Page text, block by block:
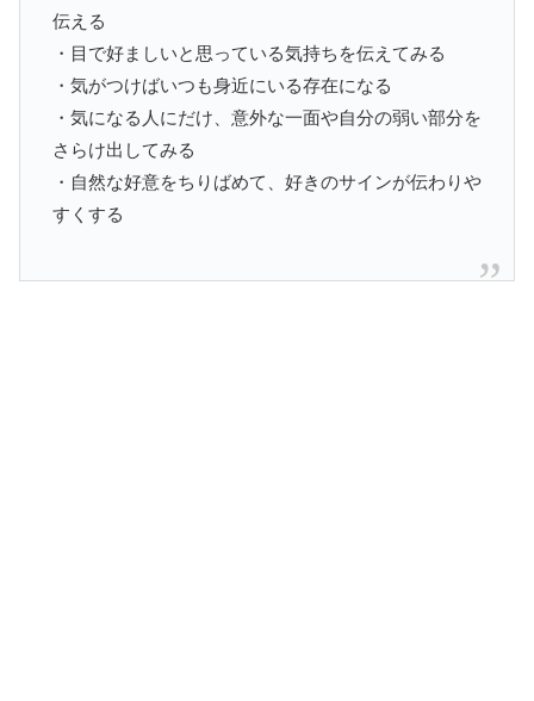
伝える
・目で好ましいと思っている気持ちを伝えてみる
・気がつけばいつも身近にいる存在になる
・気になる人にだけ、意外な一面や自分の弱い部分を
さらけ出してみる
・自然な好意をちりばめて、好きのサインが伝わりや
すくする